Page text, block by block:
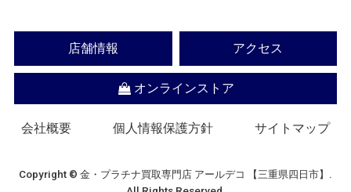
店舗情報 アクセス
オンラインストア
会社概要 個人情報保護方針 サイトマップ
Copyright © 金・プラチナ買取専門店 アールデコ 【三重県四日市】.